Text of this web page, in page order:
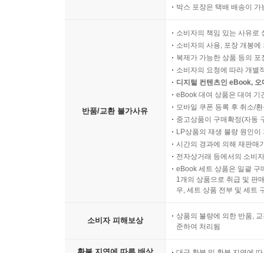
박스 포장은 택배 배송이
반품/교환 불가사유
소비자의 책임 있는 사유로
소비자의 사용, 포장 개봉
복제가 가능한 상품 등의
소비자의 요청에 따라 개별
디지털 컨텐츠인 eBook,
eBook 대여 상품은 대여 기
모바일 쿠폰 등록 후 취소/
중고상품이 구매확정(자동
LP상품의 재생 불량 원인
시간의 경과에 의해 재판매
전자상거래 등에서의 소비
eBook 세트 상품은 일괄 구
1개의 상품으로 취급 및 판
우, 세트 상품 전부 및 세트
소비자 피해보상
상품의 불량에 의한 반품,
준하여 처리됨